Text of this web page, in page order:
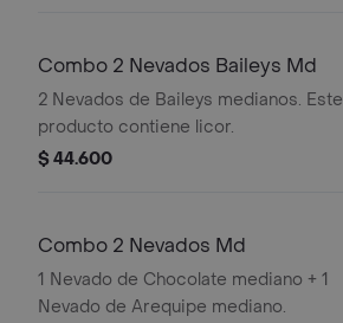
Combo 2 Nevados Baileys Md
2 Nevados de Baileys medianos. Este
producto contiene licor.
$ 44.600
Combo 2 Nevados Md
1 Nevado de Chocolate mediano + 1
Nevado de Arequipe mediano.